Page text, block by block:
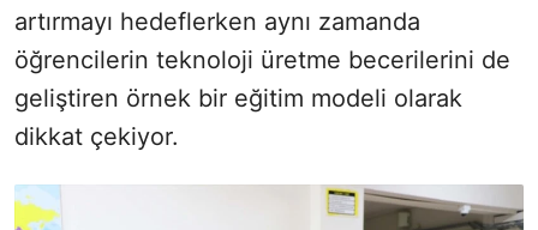
artırmayı hedeflerken aynı zamanda
öğrencilerin teknoloji üretme becerilerini de
geliştiren örnek bir eğitim modeli olarak
dikkat çekiyor.